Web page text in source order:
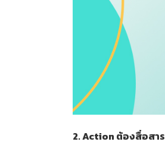
2. Action ต้องสื่อสาร